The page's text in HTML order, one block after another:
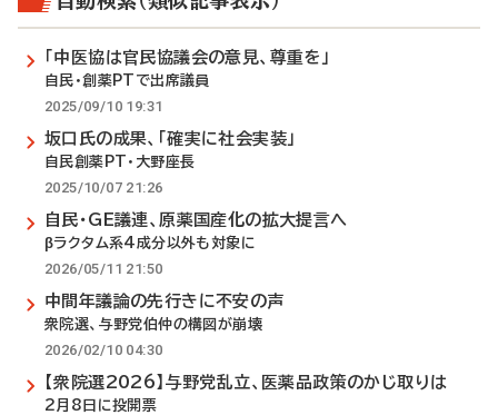
「中医協は官民協議会の意見、尊重を」
自民・創薬PTで出席議員
2025/09/10 19:31
坂口氏の成果、「確実に社会実装」
自民創薬PT・大野座長
2025/10/07 21:26
自民・GE議連、原薬国産化の拡大提言へ
βラクタム系4成分以外も対象に
2026/05/11 21:50
中間年議論の先行きに不安の声
衆院選、与野党伯仲の構図が崩壊
2026/02/10 04:30
【衆院選2026】与野党乱立、医薬品政策のかじ取りは
2月8日に投開票